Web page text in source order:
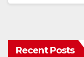
Recent Posts